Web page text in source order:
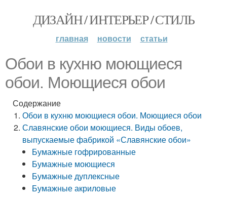
ДИЗАЙН / ИНТЕРЬЕР / СТИЛЬ
главная новости статьи
Обои в кухню моющиеся
обои. Моющиеся обои
Содержание
Обои в кухню моющиеся обои. Моющиеся обои
Славянские обои моющиеся. Виды обоев,
выпускаемые фабрикой «Славянские обои»
Бумажные гофрированные
Бумажные моющиеся
Бумажные дуплексные
Бумажные акриловые